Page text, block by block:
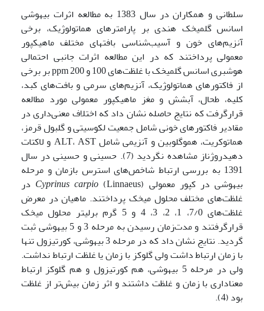
سلطانی و همکاران در سال 1383 به مطالعه اثرات بیهوشی
اسانس گل­میخک هندی بر پارامترهای هماتولوژیک، برخی
آنزیم‌های خون و آسیب‌شناسی بافتهای مختلف ماهی­کپور
معمولی پرداختند که در این مطالعه اثرات جانبی احتمالی
هوشبری اسانس گل­میخک با غلظت‌های 100 و ppm 200 بر برخی
از فاکتورهای هماتولوژیک، آنزیم‌های سرمی و بافت‌های کبد،
کلیه، طحال، آبشش و مغز ماهی­کپور معمولی مورد مطالعه
قرارگرفت که نتایج حاصله نشان داد که اختلاف معنی‌داری در
مقادیر فاکتورهای خونی شامل جمعیت لکوسیتی و گلبول قرمز،
هماتوکریت، هموگلوبین و آنزیمی شامل ALT، AST و لاکتات
دهیدروژناز مشاهده نگردید (7). حسینی و حسینی در سال
1391 به بررسی ارتباط شاخص‌های استرس بازمان و مرحله
بیهوشی در کپور معمولی (Linnaeus)
Cyprinus carpio در
غلظت‌های مختلف محلول میخک پرداختند. ماهیان در معرض
غلظت‌های 7/0، 1، 2، 3، 4 و 5 گرم برلیتر محلول میخک
قرارگرفتند و مدت‌زمان رسیدن به مرحله 3 و 5 بیهوشی ثبت
گردید. نتایج نشان داد که در مرحله 3 بیهوشی، کورتیزول تنها
با زمان ارتباط داشت ولی گلوکز با زمان یا غلظت ارتباط نداشت.
ولی در مرحله 5 بیهوشی، هم کورتیزول و هم گلوکز ارتباط
معناداری با زمان و غلظت داشتند و اثر زمان بیش‌تر از غلظت
بود (4).